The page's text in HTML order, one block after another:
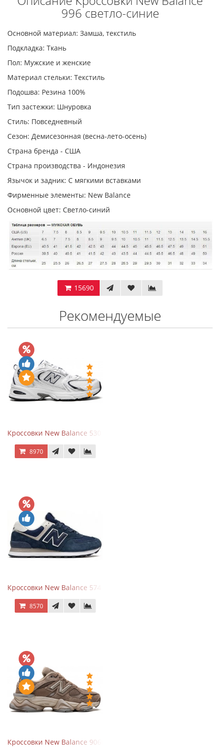
996 светло-синие
Основной материал: Замша, текстиль
Подкладка: Ткань
Пол: Мужские и женские
Материал стельки: Текстиль
Подошва: Резина 100%
Тип застежки: Шнуровка
Стиль: Повседневный
Сезон: Демисезонная (весна-лето-осень)
Страна бренда - США
Страна производства - Индонезия
Язычок и задник: С мягкими вставками
Фирменные элементы: New Balance
Основной цвет: Светло-синий
15690
Рекомендуемые
Кроссовки New Balance 530 White Silver Navy
8970
Кроссовки New Balance 574 Navy Blue White
8570
Кроссовки New Balance 9060 Mushroom